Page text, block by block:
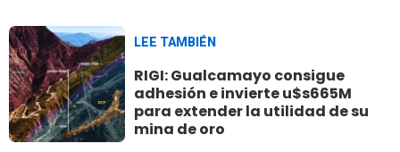
LEE TAMBIÉN
RIGI: Gualcamayo consigue
adhesión e invierte u$s665M
para extender la utilidad de su
mina de oro